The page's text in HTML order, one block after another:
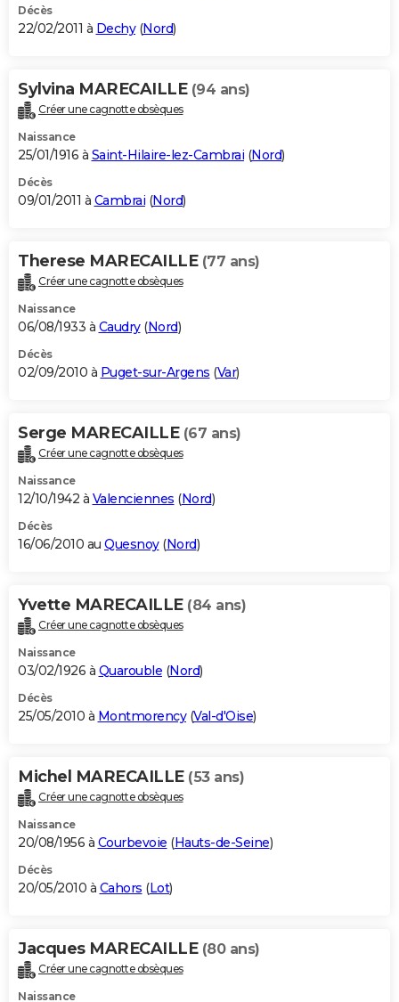
Décès
22/02/2011 à Dechy(Nord)
Sylvina MARECAILLE (94 ans)
Créer une cagnotte obsèques
Naissance
25/01/1916 à Saint-Hilaire-lez-Cambrai (Nord)
Décès
09/01/2011 à Cambrai (Nord)
Therese MARECAILLE (77 ans)
Créer une cagnotte obsèques
Naissance
06/08/1933 à Caudry(Nord)
Décès
02/09/2010 à Puget-sur-Argens (Var)
Serge MARECAILLE (67 ans)
Créer une cagnotte obsèques
Naissance
12/10/1942 à Valenciennes (Nord)
Décès
16/06/2010 au Quesnoy(Nord)
Yvette MARECAILLE (84 ans)
Créer une cagnotte obsèques
Naissance
03/02/1926 à Quarouble (Nord)
Décès
25/05/2010 à Montmorency(Val-d'Oise)
Michel MARECAILLE (53 ans)
Créer une cagnotte obsèques
Naissance
20/08/1956 à Courbevoie (Hauts-de-Seine)
Décès
20/05/2010 à Cahors (Lot)
Jacques MARECAILLE (80 ans)
Créer une cagnotte obsèques
Naissance